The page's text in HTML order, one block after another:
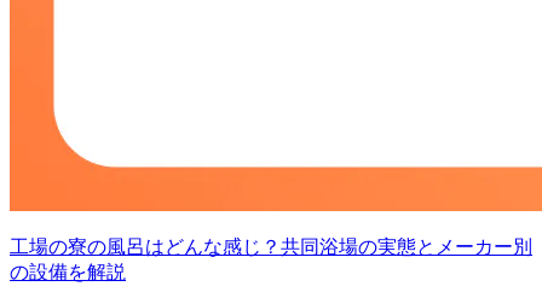
工場の寮の風呂はどんな感じ？共同浴場の実態とメーカー別
の設備を解説